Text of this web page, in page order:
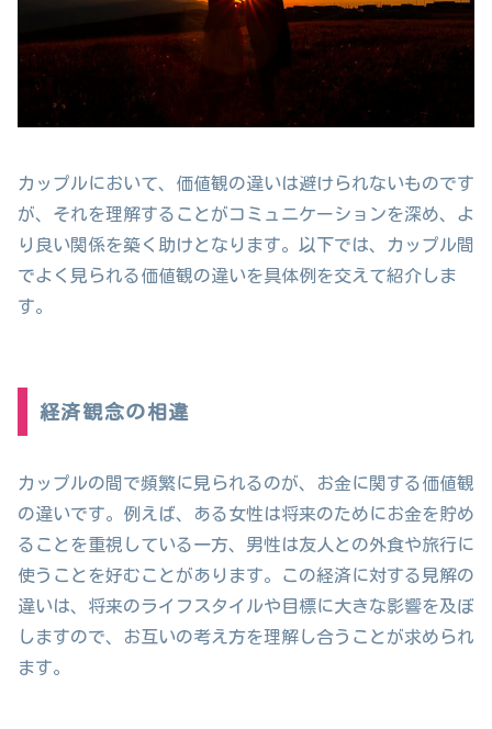
カップルにおいて、価値観の違いは避けられないものです
が、それを理解することがコミュニケーションを深め、よ
り良い関係を築く助けとなります。以下では、カップル間
でよく見られる価値観の違いを具体例を交えて紹介しま
す。
経済観念の相違
カップルの間で頻繁に見られるのが、お金に関する価値観
の違いです。例えば、ある女性は将来のためにお金を貯め
ることを重視している一方、男性は友人との外食や旅行に
使うことを好むことがあります。この経済に対する見解の
違いは、将来のライフスタイルや目標に大きな影響を及ぼ
しますので、お互いの考え方を理解し合うことが求められ
ます。